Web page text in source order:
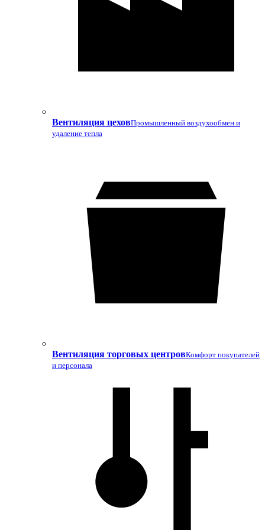
Вентиляция цеховПромышленный воздухообмен и
удаление тепла
Вентиляция торговых центровКомфорт покупателей
и персонала